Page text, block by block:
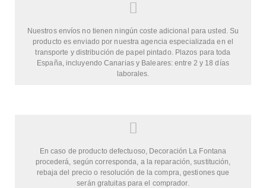
Nuestros envíos no tienen ningún coste adicional para usted. Su
producto es enviado por nuestra agencia especializada en el
transporte y distribución de papel pintado. Plazos para toda
España, incluyendo Canarias y Baleares: entre 2 y 18 días
laborales.
En caso de producto defectuoso, Decoración La Fontana
procederá, según corresponda, a la reparación, sustitución,
rebaja del precio o resolución de la compra, gestiones que
serán gratuitas para el comprador.